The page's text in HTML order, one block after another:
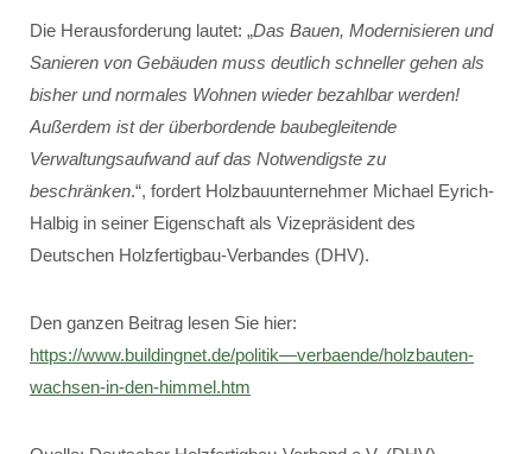
Die Herausforderung lautet: „Das Bauen, Modernisieren und
Sanieren von Gebäuden muss deutlich schneller gehen als
bisher und normales Wohnen wieder bezahlbar werden!
Außerdem ist der überbordende baubegleitende
Verwaltungsaufwand auf das Notwendigste zu
beschränken.“, fordert Holzbauunternehmer Michael Eyrich-
Halbig in seiner Eigenschaft als Vizepräsident des
Deutschen Holzfertigbau-Verbandes (DHV).
Den ganzen Beitrag lesen Sie hier:
https://www.buildingnet.de/politik—verbaende/holzbauten-
wachsen-in-den-himmel.htm